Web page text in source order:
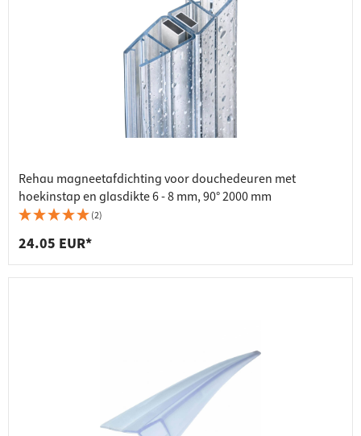
Rehau magneetafdichting voor douchedeuren met
hoekinstap en glasdikte 6 - 8 mm, 90° 2000 mm
(2)
24.05 EUR*